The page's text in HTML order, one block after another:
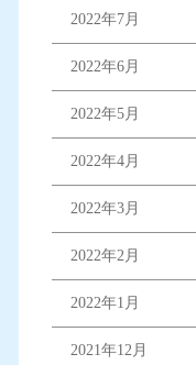
2022年7月
2022年6月
2022年5月
2022年4月
2022年3月
2022年2月
2022年1月
2021年12月